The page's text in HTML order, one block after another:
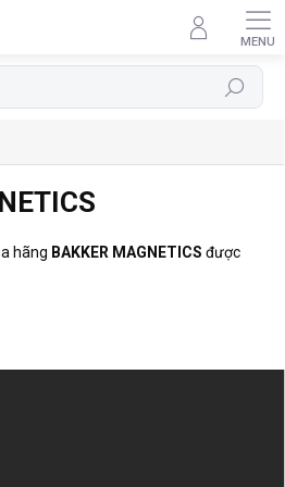
Tìm
kiếm
hãng BAKKER MAGNETICS được